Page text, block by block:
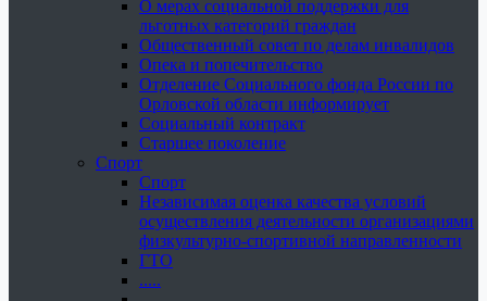
О мерах социальной поддержки для
льготных категорий граждан
Общественный совет по делам инвалидов
Опека и попечительство
Отделение Социального фонда России по
Орловской области информирует
Социальный контракт
Старшее поколение
Спорт
Спорт
Независимая оценка качества условий
осуществления деятельности организациями
физкультурно-спортивной направленности
ГТО
.....